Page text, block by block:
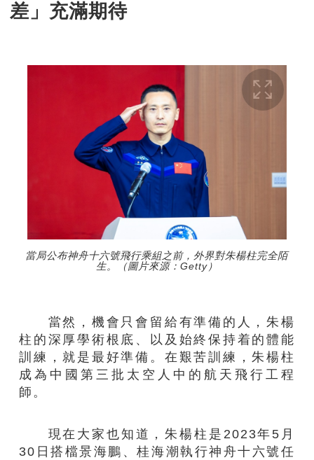
差」充滿期待
當局公布神舟十六號飛行乘組之前，外界對朱楊柱完全陌
生。（圖片來源：Getty）
當然，機會只會留給有準備的人，朱楊
柱的深厚學術根底、以及始終保持着的體能
訓練，就是最好準備。在艱苦訓練，朱楊柱
成為中國第三批太空人中的航天飛行工程
師。
現在大家也知道，朱楊柱是2023年5月
30日搭檔景海鵬、桂海潮執行神舟十六號任